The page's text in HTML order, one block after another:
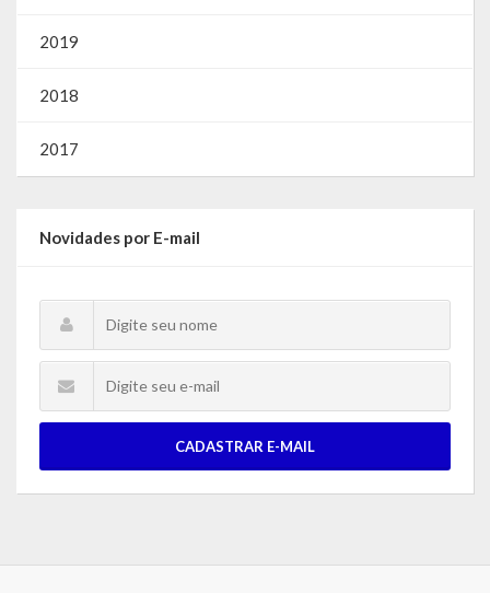
2019
2018
2017
Novidades por E-mail
CADASTRAR E-MAIL